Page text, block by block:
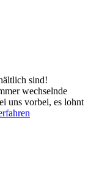
sind!
wechselnde
uns vorbei, es lohnt